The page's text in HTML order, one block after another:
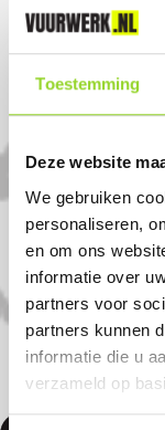
Toestemming
Deze website
We gebruiken
personaliseren,
en om ons
informatie over
partners voor
partners kunnen
informatie die u
verzameld op
Komt u
U bent
Maarn,